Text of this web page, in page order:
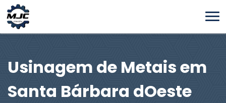
Usinagem de Metais em
Santa Bárbara dOeste